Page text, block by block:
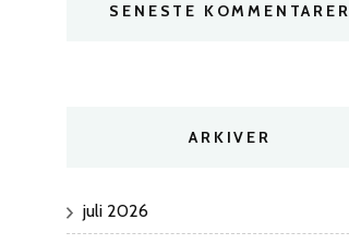
SENESTE KOMMENTARER
ARKIVER
juli 2026